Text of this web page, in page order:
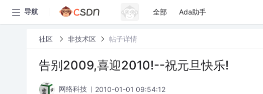
导航 全部 Ada助手
社区 非技术区 帖子详情
告别2009,喜迎2010!--祝元旦快乐!
网络科技 2010-01-01 09:54:12